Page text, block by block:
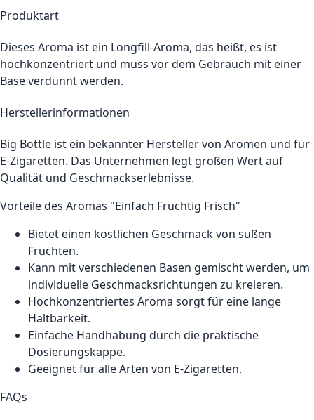
Produktart
Dieses Aroma ist ein Longfill-Aroma, das heißt, es ist
hochkonzentriert und muss vor dem Gebrauch mit einer
Base verdünnt werden.
Herstellerinformationen
Big Bottle ist ein bekannter Hersteller von Aromen und für
E-Zigaretten. Das Unternehmen legt großen Wert auf
Qualität und Geschmackserlebnisse.
Vorteile des Aromas "Einfach Fruchtig Frisch"
Bietet einen köstlichen Geschmack von süßen
Früchten.
Kann mit verschiedenen Basen gemischt werden, um
individuelle Geschmacksrichtungen zu kreieren.
Hochkonzentriertes Aroma sorgt für eine lange
Haltbarkeit.
Einfache Handhabung durch die praktische
Dosierungskappe.
Geeignet für alle Arten von E-Zigaretten.
FAQs